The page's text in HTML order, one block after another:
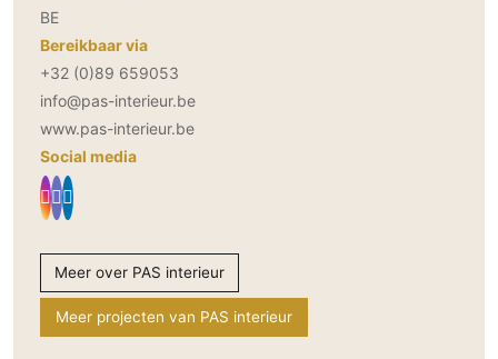
BE
Bereikbaar via
+32 (0)89 659053
info@pas-interieur.be
www.pas-interieur.be
Social media
Meer over PAS interieur
Meer projecten van PAS interieur